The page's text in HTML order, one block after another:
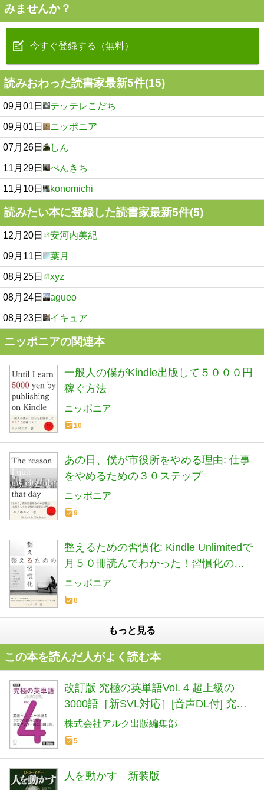
みませんか？
今すぐ登録する（無料）
読みおわった読書家最新5件(15)
09月01日 テッテレこだち
09月01日 ニッポニア
07月26日 しん
11月29日 ぺんきち
11月10日 konomichi
読みたい本に登録した読書家最新5件(5)
12月20日 安河内美紀
09月11日 葉月
08月25日 xyz
08月24日 agueo
08月23日 イキュア
ニッポニアの関連本
一般人の僕がKindle出版して５０００円
稼ぐ方法
ニッポニア
10
あの日、僕が市役所をやめる理由: 仕事
をやめるための３０ステップ
ニッポニア
9
整えるための習慣化: Kindle Unlimitedで
月５０冊読んでわかった！習慣化のい
ろは４〜整う家編
ニッポニア
8
もっと見る
この本を読んだ人がよく読む本
改訂版 究極の英単語Vol. 4 超上級の
3000語［新SVL対応］[音声DL付] 究極
シリーズ
株式会社アルク出版編集部
5
人を動かす 新装版